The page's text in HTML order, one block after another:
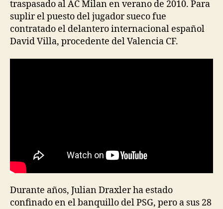
traspasado al AC Milan en verano de 2010. Para
suplir el puesto del jugador sueco fue
contratado el delantero internacional español
David Villa, procedente del Valencia CF.
Durante años, Julian Draxler ha estado
confinado en el banquillo del PSG, pero a sus 28